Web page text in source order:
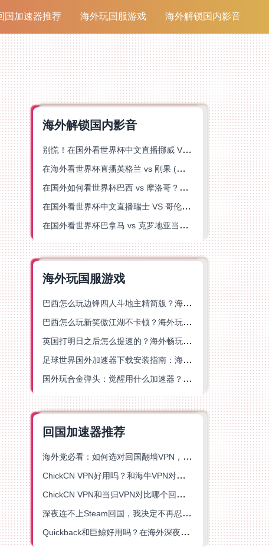
国加速器推荐 海外玩国服游戏 海外解锁国内影音
海外解锁国内影音
别慌！在国外看世界杯中文直播挪威 VS 英格兰仅限中国大陆？这篇指南帮你搞定
在海外看世界杯直播英格兰 vs 刚果 (金)当前地区不可播放？这篇指南帮你突破所有限制
在国外如何看世界杯巴西 vs 摩洛哥？海外党专属体育观赛指南来了
在国外看世界杯中文直播瑞士 VS 哥伦比亚当前地区不可播放？这篇指南帮你搞定
在国外看世界杯巴拿马 vs 克罗地亚当前地区不可播放？这篇指南帮你轻松解决海外体育直播难题
海外玩国服游戏
巴西怎么玩边锋四人斗地主精简版？海外游戏党的加速器终极选择
巴西怎么玩新笑傲江湖不卡顿？海外玩家国服游戏加速终极指南（附猫和老鼠一梦江湖实测）
英国打明日之后怎么提速的？海外畅玩国服游戏终极指南
足球世界国外加速器下载安装指南：海外党畅玩国服游戏的终极解决方案
国外玩合金弹头：觉醒用什么加速器？一份写给海外游子的畅玩指南
回国加速器推荐
海外党必看：如何选对回国翻墙VPN，无缝解锁国内资源？
ChickCN VPN好用吗？和海牛VPN对比哪个回国效果更好？
ChickCN VPN和当归VPN对比哪个回国效果更好？海外党亲测后选了它
深夜连不上Steam回国，我决定不再忍受这数字鸿沟
Quickback和巨鲸好用吗？在海外深夜想刷B站、追爱奇艺的你，或许正需要这份答案